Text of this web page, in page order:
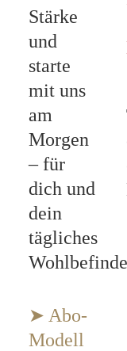
Stärke
und
starte
mit uns
am
Morgen
– für
dich und
dein
tägliches
➤ Abo-
Modell